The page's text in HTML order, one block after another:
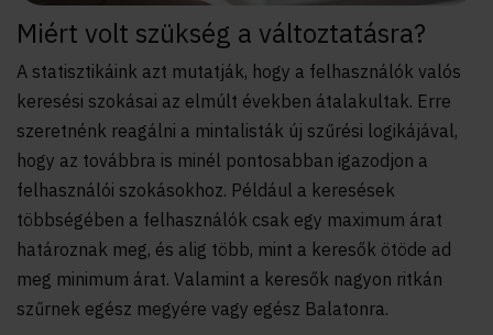
Miért volt szükség a változtatásra?
A statisztikáink azt mutatják, hogy a felhasználók valós
keresési szokásai az elmúlt években átalakultak. Erre
szeretnénk reagálni a mintalisták új szűrési logikájával,
hogy az továbbra is minél pontosabban igazodjon a
felhasználói szokásokhoz. Például a keresések
többségében a felhasználók csak egy maximum árat
határoznak meg, és alig több, mint a keresők ötöde ad
meg minimum árat. Valamint a keresők nagyon ritkán
szűrnek egész megyére vagy egész Balatonra.